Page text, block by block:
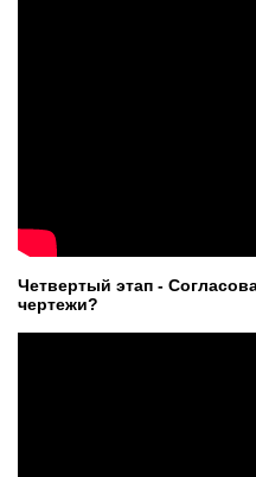
Четвертый этап -
чертежи?